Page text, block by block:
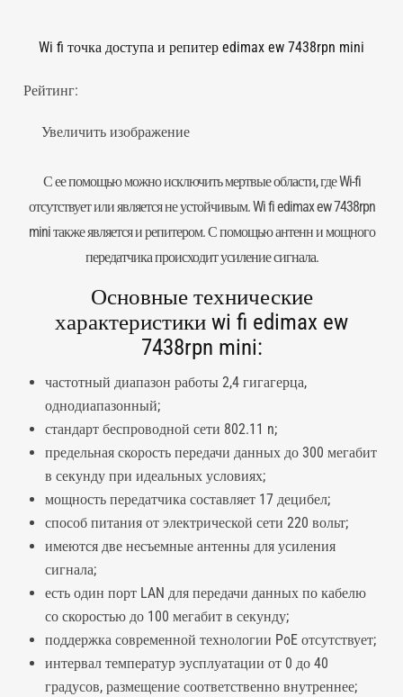
Wi fi точка доступа и репитер edimax ew 7438rpn mini
Рейтинг:
Увеличить изображение
С ее помощью можно исключить мертвые области, где Wi-fi
отсутствует или является не устойчивым. Wi fi edimax ew 7438rpn
mini также является ирепитером. С помощью антенн и мощного
передатчика происходит усиление сигнала.
Основные технические
характеристики wi fi edimax ew
7438rpn mini:
частотный диапазон работы 2,4 гигагерца,
однодиапазонный;
стандарт беспроводной сети 802.11 n;
предельная скорость передачи данных до 300 мегабит
в секунду при идеальных условиях;
мощность передатчика составляет 17 децибел;
способ питания от электрической сети 220 вольт;
имеются две несъемные антенны для усиления
сигнала;
есть один порт LAN для передачи данных по кабелю
со скоростью до 100 мегабит в секунду;
поддержка современной технологии PoE отсутствует;
интервал температур эусплуатации от 0 до 40
градусов, размещение соответственно внутреннее;